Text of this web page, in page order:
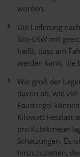
worden.
Die Lieferung
Silo-LKW mit
heißt, dass am
werden kann, die
Wie groß der
davon ab, wie
Faustregel
Kilowatt Heizlast
pro Kubikmeter
Schätzungen. Es
hinzuzuziehen,